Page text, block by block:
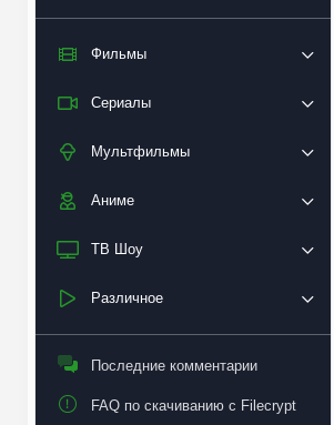
Фильмы
Сериалы
Мультфильмы
Аниме
ТВ Шоу
Различное
Последние комментарии
FAQ по скачиванию с Filecrypt